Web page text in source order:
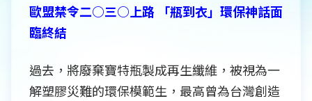
歐盟禁令二○三○上路 「瓶到衣」環保神話面
臨終結
過去，將廢棄寶特瓶製成再生纖維，被視為一
解塑膠災難的環保模範生，最高曾為台灣創造